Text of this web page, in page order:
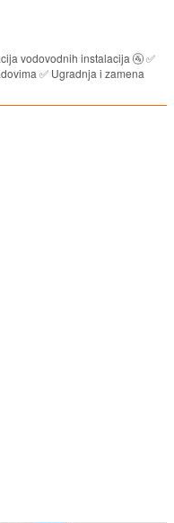
vodovodnih instalacija 🚰 ✅
✅ Ugradnja i zamena